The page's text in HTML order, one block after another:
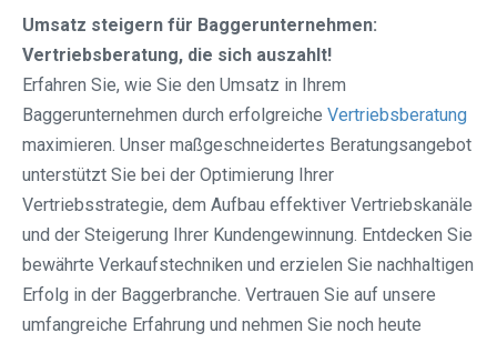
Umsatz steigern für Baggerunternehmen:
Vertriebsberatung, die sich auszahlt!
Erfahren Sie, wie Sie den Umsatz in Ihrem
Baggerunternehmen durch erfolgreiche Vertriebsberatung
maximieren. Unser maßgeschneidertes Beratungsangebot
unterstützt Sie bei der Optimierung Ihrer
Vertriebsstrategie, dem Aufbau effektiver Vertriebskanäle
und der Steigerung Ihrer Kundengewinnung. Entdecken Sie
bewährte Verkaufstechniken und erzielen Sie nachhaltigen
Erfolg in der Baggerbranche. Vertrauen Sie auf unsere
umfangreiche Erfahrung und nehmen Sie noch heute